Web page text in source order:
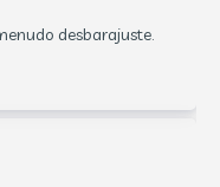
desbarajuste.